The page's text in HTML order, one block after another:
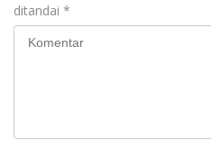
ditandai *